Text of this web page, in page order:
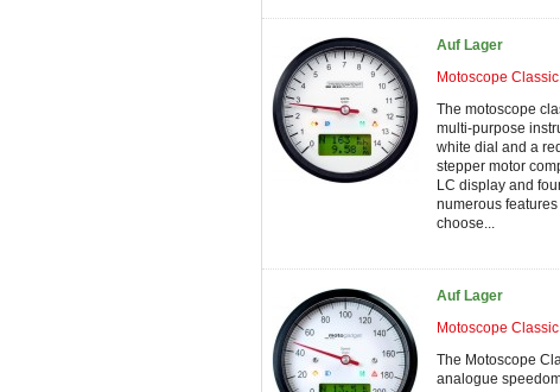
Auf Lager
Motoscope
The motoscope
multi-purpose
white dial and a
stepper motor
LC display and
numerous
choose...
Auf Lager
Motoscope
The Motoscope
analogue